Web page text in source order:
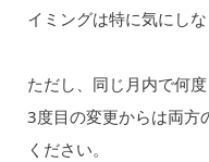
イミングは特に気にしな
ただし、同じ月内で何
3度目の変更からは両方
ください。